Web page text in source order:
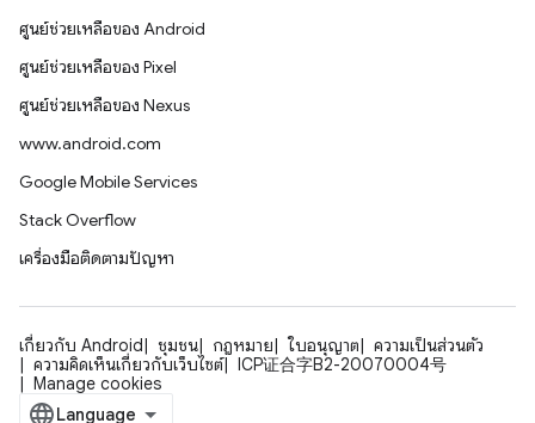
ศูนย์ช่วยเหลือของ Android
ศูนย์ช่วยเหลือของ Pixel
ศูนย์ช่วยเหลือของ Nexus
www.android.com
Google Mobile Services
Stack Overflow
เครื่องมือติดตามปัญหา
เกี่ยวกับ Android ชุมชน กฎหมาย ใบอนุญาต
ความเป็นส่วนตัว
ความคิดเห็นเกี่ยวกับเว็บไซต์
ICP证合字B2-20070004号
Manage cookies